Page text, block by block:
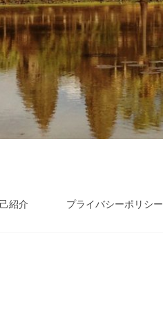
紹介 プライバシーポリシー